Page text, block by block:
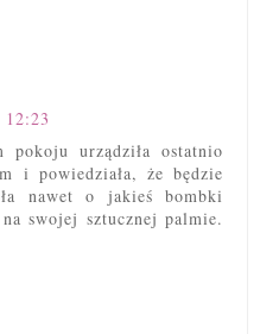
urządziła ostatnio
i powiedziała, że będzie
nawet o jakieś bombki
swojej sztucznej palmie.